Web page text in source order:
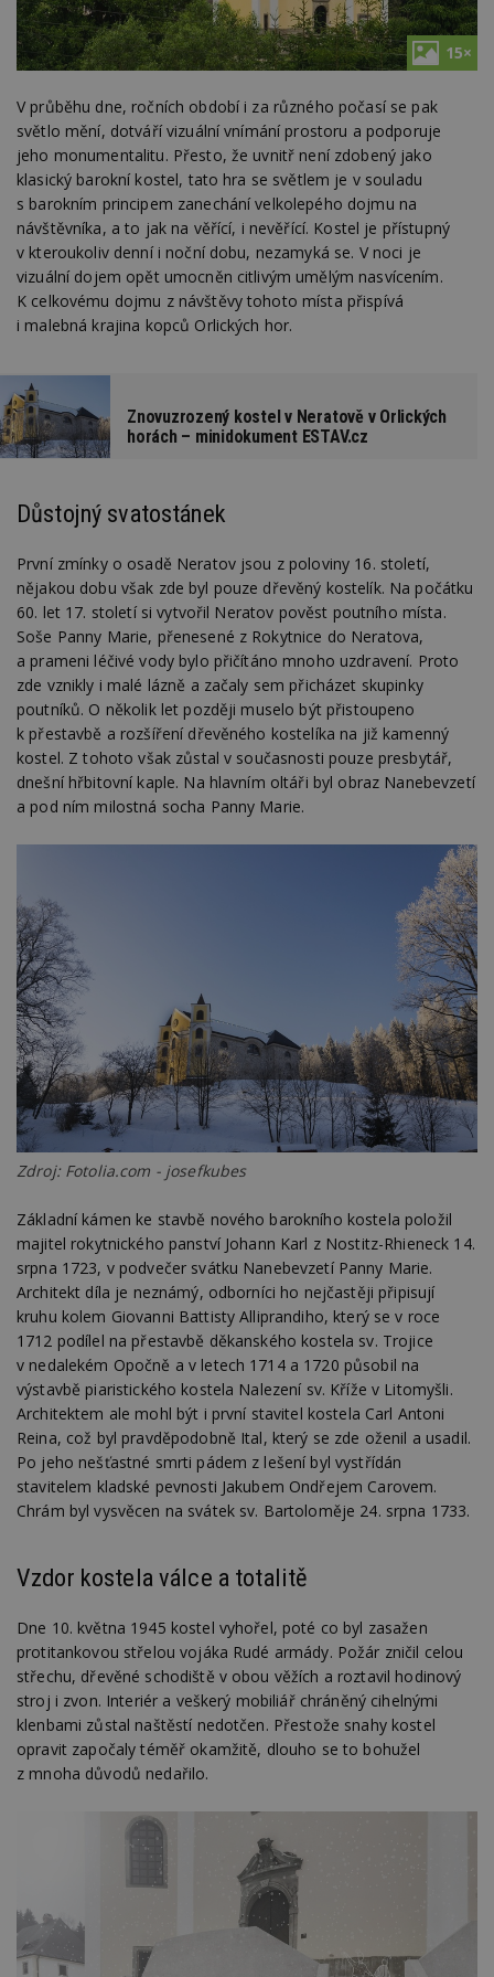
15×
V průběhu dne, ročních období i za různého počasí se pak
světlo mění, dotváří vizuální vnímání prostoru a podporuje
jeho monumentalitu. Přesto, že uvnitř není zdobený jako
klasický barokní kostel, tato hra se světlem je v souladu
s barokním principem zanechání velkolepého dojmu na
návštěvníka, a to jak na věřící, i nevěřící. Kostel je přístupný
v kteroukoliv denní i noční dobu, nezamyká se. V noci je
vizuální dojem opět umocněn citlivým umělým nasvícením.
K celkovému dojmu z návštěvy tohoto místa přispívá
i malebná krajina kopců Orlických hor.
Znovuzrozený kostel v Neratově v Orlických
horách – minidokument ESTAV.cz
Důstojný svatostánek
První zmínky o osadě Neratov jsou z poloviny 16. století,
nějakou dobu však zde byl pouze dřevěný kostelík. Na počátku
60. let 17. století si vytvořil Neratov pověst poutního místa.
Soše Panny Marie, přenesené z Rokytnice do Neratova,
a prameni léčivé vody bylo přičítáno mnoho uzdravení. Proto
zde vznikly i malé lázně a začaly sem přicházet skupinky
poutníků. O několik let později muselo být přistoupeno
k přestavbě a rozšíření dřevěného kostelíka na již kamenný
kostel. Z tohoto však zůstal v současnosti pouze presbytář,
dnešní hřbitovní kaple. Na hlavním oltáři byl obraz Nanebevzetí
a pod ním milostná socha Panny Marie.
Zdroj: Fotolia.com - josefkubes
Základní kámen ke stavbě nového barokního kostela položil
majitel rokytnického panství Johann Karl z Nostitz-Rhieneck 14.
srpna 1723, v podvečer svátku Nanebevzetí Panny Marie.
Architekt díla je neznámý, odborníci ho nejčastěji připisují
kruhu kolem Giovanni Battisty Alliprandiho, který se v roce
1712 podílel na přestavbě děkanského kostela sv. Trojice
v nedalekém Opočně a v letech 1714 a 1720 působil na
výstavbě piaristického kostela Nalezení sv. Kříže v Litomyšli.
Architektem ale mohl být i první stavitel kostela Carl Antoni
Reina, což byl pravděpodobně Ital, který se zde oženil a usadil.
Po jeho nešťastné smrti pádem z lešení byl vystřídán
stavitelem kladské pevnosti Jakubem Ondřejem Carovem.
Chrám byl vysvěcen na svátek sv. Bartoloměje 24. srpna 1733.
Vzdor kostela válce a totalitě
Dne 10. května 1945 kostel vyhořel, poté co byl zasažen
protitankovou střelou vojáka Rudé armády. Požár zničil celou
střechu, dřevěné schodiště v obou věžích a roztavil hodinový
stroj i zvon. Interiér a veškerý mobiliář chráněný cihelnými
klenbami zůstal naštěstí nedotčen. Přestože snahy kostel
opravit započaly téměř okamžitě, dlouho se to bohužel
z mnoha důvodů nedařilo.